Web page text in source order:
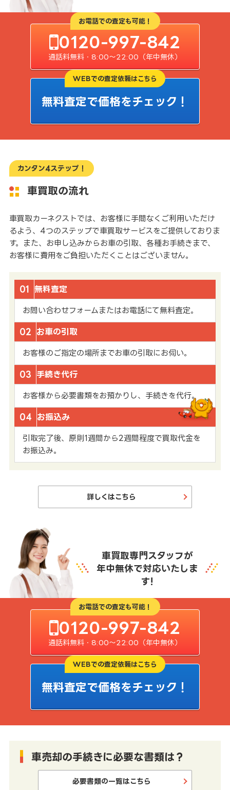
お電話での査定も可能！
0120-997-842
通話料無料・8:00〜22:00（年中無休）
WEBでの査定依頼はこちら
無料査定で価格をチェック！
カンタン4ステップ！
車買取の流れ
車買取カーネクストでは、お客様に手間なくご利用いただけ
るよう、4つのステップで車買取サービスをご提供しておりま
す。また、お申し込みからお車の引取、各種お手続きまで、
お客様に費用をご負担いただくことはございません。
01 無料査定
お問い合わせフォームまたはお電話にて無料査定。
02 お車の引取
お客様のご指定の場所までお車の引取にお伺い。
03 手続き代行
お客様から必要書類をお預かりし、手続きを代行。
04 お振込み
引取完了後、原則1週間から2週間程度で買取代金を
お振込み。
詳しくはこちら
車買取専門スタッフが
年中無休で対応いたしま
す!
お電話での査定も可能！
0120-997-842
通話料無料・8:00〜22:00（年中無休）
WEBでの査定依頼はこちら
無料査定で価格をチェック！
車売却の手続きに必要な書類は？
必要書類の一覧はこちら